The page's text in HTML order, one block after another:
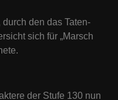
den das Taten-
sich für „Marsch
der Stufe 130 nun